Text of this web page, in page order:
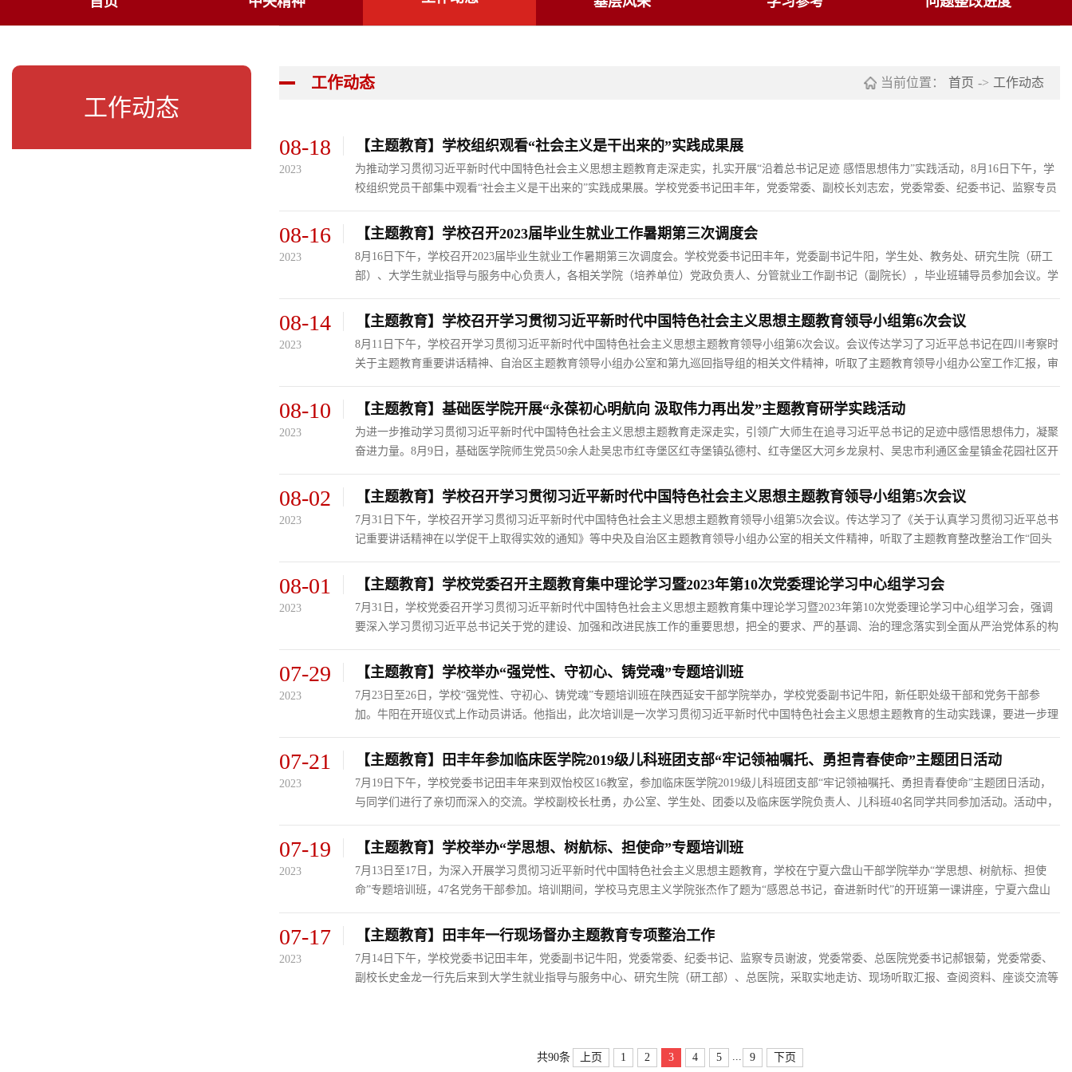
工作动态
工作动态 当前位置： 首页 -> 工作动态
08-18
2023
【主题教育】学校组织观看“社会主义是干出来的”实践成果展
为推动学习贯彻习近平新时代中国特色社会主义思想主题教育走深走实，扎实开展“沿着总书记足迹 感悟思想伟力”实践活动，8月16日下午，学
校组织党员干部集中观看“社会主义是干出来的”实践成果展。学校党委书记田丰年，党委常委、副校长刘志宏，党委常委、纪委书记、监察专员
成果展板块，认真...
08-16
2023
【主题教育】学校召开2023届毕业生就业工作暑期第三次调度会
8月16日下午，学校召开2023届毕业生就业工作暑期第三次调度会。学校党委书记田丰年，党委副书记牛阳，学生处、教务处、研究生院（研工
部）、大学生就业指导与服务中心负责人，各相关学院（培养单位）党政负责人、分管就业工作副书记（副院长），毕业班辅导员参加会议。学
志表示感谢。他强调，...
08-14
2023
【主题教育】学校召开学习贯彻习近平新时代中国特色社会主义思想主题教育领导小组第6次会议
8月11日下午，学校召开学习贯彻习近平新时代中国特色社会主义思想主题教育领导小组第6次会议。会议传达学习了习近平总书记在四川考察时
关于主题教育重要讲话精神、自治区主题教育领导小组办公室和第九巡回指导组的相关文件精神，听取了主题教育领导小组办公室工作汇报，审
丰年同志主持会议并...
08-10
2023
【主题教育】基础医学院开展“永葆初心明航向 汲取伟力再出发”主题教育研学实践活动
为进一步推动学习贯彻习近平新时代中国特色社会主义思想主题教育走深走实，引领广大师生在追寻习近平总书记的足迹中感悟思想伟力，凝聚
奋进力量。8月9日，基础医学院师生党员50余人赴吴忠市红寺堡区红寺堡镇弘德村、红寺堡区大河乡龙泉村、吴忠市利通区金星镇金花园社区开
流研讨、普及一次...
08-02
2023
【主题教育】学校召开学习贯彻习近平新时代中国特色社会主义思想主题教育领导小组第5次会议
7月31日下午，学校召开学习贯彻习近平新时代中国特色社会主义思想主题教育领导小组第5次会议。传达学习了《关于认真学习贯彻习近平总书
记重要讲话精神在以学促干上取得实效的通知》等中央及自治区主题教育领导小组办公室的相关文件精神，听取了主题教育整改整治工作“回头
教育相关工作，学校...
08-01
2023
【主题教育】学校党委召开主题教育集中理论学习暨2023年第10次党委理论学习中心组学习会
7月31日，学校党委召开学习贯彻习近平新时代中国特色社会主义思想主题教育集中理论学习暨2023年第10次党委理论学习中心组学习会，强调
要深入学习贯彻习近平总书记关于党的建设、加强和改进民族工作的重要思想，把全的要求、严的基调、治的理念落实到全面从严治党体系的构
持会议并作专题辅导。...
07-29
2023
【主题教育】学校举办“强党性、守初心、铸党魂”专题培训班
7月23日至26日，学校“强党性、守初心、铸党魂”专题培训班在陕西延安干部学院举办，学校党委副书记牛阳，新任职处级干部和党务干部参
加。牛阳在开班仪式上作动员讲话。他指出，此次培训是一次学习贯彻习近平新时代中国特色社会主义思想主题教育的生动实践课，要进一步理
优秀干部风采和团队精...
07-21
2023
【主题教育】田丰年参加临床医学院2019级儿科班团支部“牢记领袖嘱托、勇担青春使命”主题团日活动
7月19日下午，学校党委书记田丰年来到双怡校区16教室，参加临床医学院2019级儿科班团支部“牢记领袖嘱托、勇担青春使命”主题团日活动，
与同学们进行了亲切而深入的交流。学校副校长杜勇，办公室、学生处、团委以及临床医学院负责人、儿科班40名同学共同参加活动。活动中，
计大学审计专业硕士...
07-19
2023
【主题教育】学校举办“学思想、树航标、担使命”专题培训班
7月13日至17日，为深入开展学习贯彻习近平新时代中国特色社会主义思想主题教育，学校在宁夏六盘山干部学院举办“学思想、树航标、担使
命”专题培训班，47名党务干部参加。培训期间，学校马克思主义学院张杰作了题为“感恩总书记，奋进新时代”的开班第一课讲座，宁夏六盘山
座。在专题讲座中，...
07-17
2023
【主题教育】田丰年一行现场督办主题教育专项整治工作
7月14日下午，学校党委书记田丰年，党委副书记牛阳，党委常委、纪委书记、监察专员谢波，党委常委、总医院党委书记郝银菊，党委常委、
副校长史金龙一行先后来到大学生就业指导与服务中心、研究生院（研工部）、总医院，采取实地走访、现场听取汇报、查阅资料、座谈交流等
共90条 上页 1 2 3 4 5 ... 9 下页